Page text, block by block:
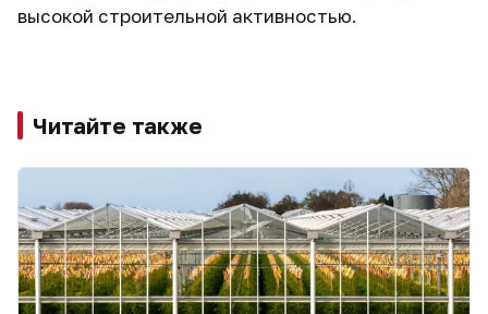
высокой строительной активностью.
Читайте также